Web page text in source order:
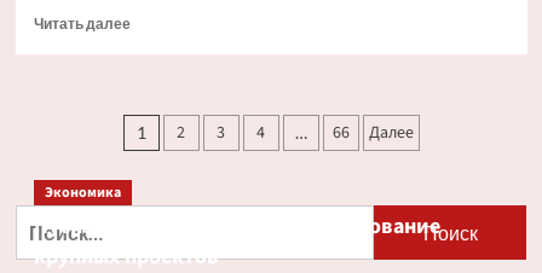
Читать далееПрочитать
Finance
расширяет
инвесторов
в
Пагинация
записей
1 2 3 4 … 66 Далее
Экономика
Путин и Костин обсудили кредитование
крупных проектов